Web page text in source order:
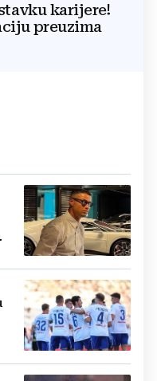
karijere!
preuzima